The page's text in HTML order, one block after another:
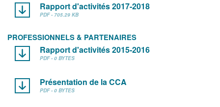
Rapport d'activités 2017-2018
PDF - 705.29 KB
PROFESSIONNELS & PARTENAIRES
Rapport d'activités 2015-2016
PDF - 0 BYTES
Présentation de la CCA
PDF - 0 BYTES